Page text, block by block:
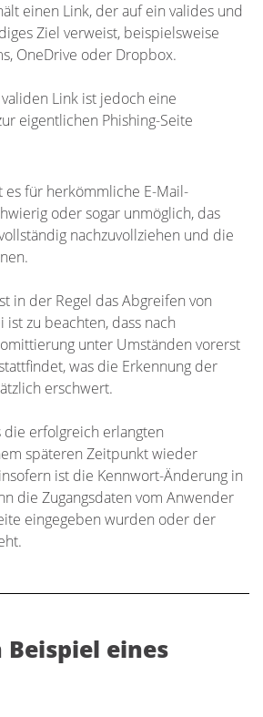
einen Link, der auf ein valides und
Ziel verweist, beispielsweise
OneDrive oder Dropbox.
Link ist jedoch eine
eigentlichen Phishing-Seite
es für herkömmliche E-Mail-
oder sogar unmöglich, das
nachzuvollziehen und die
in der Regel das Abgreifen von
ist zu beachten, dass nach
unter Umständen vorerst
was die Erkennung der
erschwert.
die erfolgreich erlangten
späteren Zeitpunkt wieder
ist die Kennwort-Änderung in
die Zugangsdaten vom Anwender
eingegeben wurden oder der
Beispiel eines